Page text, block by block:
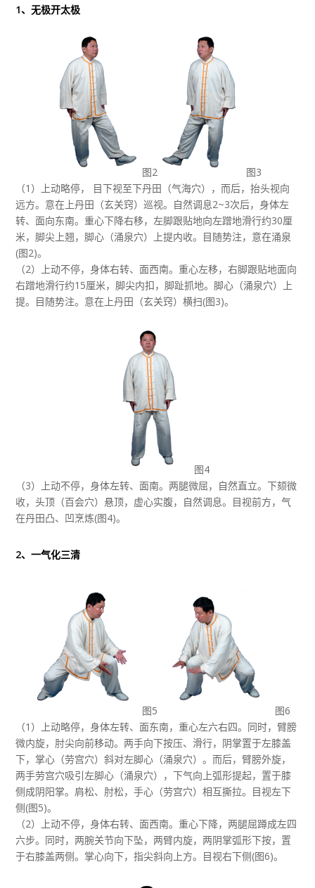
1、无极开太极
图2
图3
（1）上动略停， 目下视至下丹田（气海穴），而后，抬头视向
远方。意在上丹田（玄关窍）巡视。自然调息2~3次后，身体左
转、面向东南。重心下降右移，左脚跟贴地向左蹭地滑行约30厘
米，脚尖上翘，脚心（涌泉穴）上提内收。目随势注，意在涌泉
(图2)。
（2）上动不停，身体右转、面西南。重心左移，右脚跟贴地面向
右蹭地滑行约15厘米，脚尖内扣，脚趾抓地。脚心（涌泉穴）上
提。目随势注。意在上丹田（玄关窍）横扫(图3)。
图4
（3）上动不停，身体左转、面南。两腿微屈，自然直立。下颏微
收，头顶（百会穴）悬顶，虚心实腹，自然调息。目视前方，气
在丹田凸、凹烹炼(图4)。
2、一气化三清
图5
图6
（1）上动略停，身体左转、面东南，重心左六右四。同时，臂膀
微内旋，肘尖向前移动。两手向下按压、滑行，阴掌置于左膝盖
下，掌心（劳宫穴）斜对左脚心（涌泉穴）。而后，臂膀外旋，
两手劳宫穴吸引左脚心（涌泉穴），下气向上弧形提起，置于膝
侧成阴阳掌。肩松、肘松，手心（劳宫穴）相互撕拉。目视左下
侧(图5)。
（2）上动不停，身体右转、面西南。重心下降，两腿屈蹲成左四
六步。同时，两腕关节向下坠，两臂内旋，两阴掌弧形下按，置
于右膝盖两侧。掌心向下，指尖斜向上方。目视右下侧(图6)。